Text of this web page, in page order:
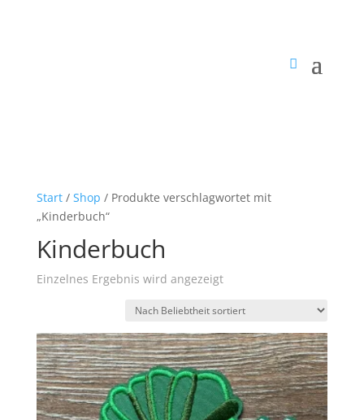
Start/ Shop / Produkte verschlagwortet mit
„Kinderbuch“
Kinderbuch
Einzelnes Ergebnis wird angezeigt